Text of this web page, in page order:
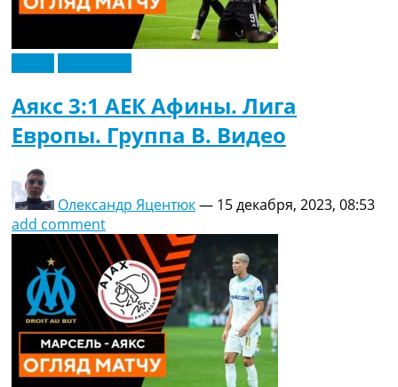
Аякс 3:1 АЕК Афины. Лига
Европы. Группа B. Видео
Олександр Яцентюк— 15 декабря, 2023, 08:53
add comment